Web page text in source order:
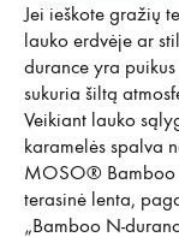
Jei ieškote gražių
lauko erdvėje ar
durance yra
sukuria šiltą
Veikiant lauko
karamelės spalva
MOSO® Bamboo
terasinė lenta,
„Bamboo N-